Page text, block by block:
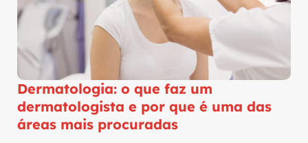
Dermatologia: o que faz um
dermatologista e por que é uma das
áreas mais procuradas